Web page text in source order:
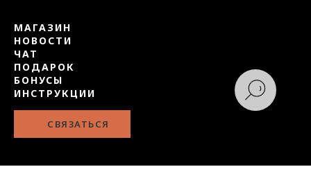
МАГАЗИН
НОВОСТИ
ЧАТ
ПОДАРОК
БОНУСЫ
ИНСТРУКЦИИ
СВЯЗАТЬСЯ